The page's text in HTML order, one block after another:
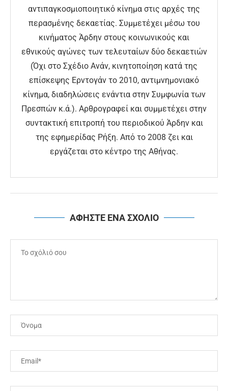
αντιπαγκοσμιοποιητικό κίνημα στις αρχές της
περασμένης δεκαετίας. Συμμετέχει μέσω του
κινήματος Άρδην στους κοινωνικούς και
εθνικούς αγώνες των τελευταίων δύο δεκαετιών
(Όχι στο Σχέδιο Ανάν, κινητοποίηση κατά της
επίσκεψης Ερντογάν το 2010, αντιμνημονιακό
κίνημα, διαδηλώσεις ενάντια στην Συμφωνία των
Πρεσπών κ.ά.). Αρθρογραφεί και συμμετέχει στην
συντακτική επιτροπή του περιοδικού Άρδην και
της εφημερίδας Ρήξη. Από το 2008 ζει και
εργάζεται στο κέντρο της Αθήνας.
ΑΦΗΣΤΕ ΕΝΑ ΣΧΟΛΙΟ